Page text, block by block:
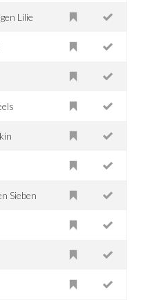
Lilie
Sieben